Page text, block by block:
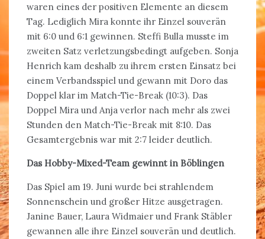
waren eines der positiven Elemente an diesem
Tag. Lediglich Mira konnte ihr Einzel souverän
mit 6:0 und 6:1 gewinnen. Steffi Bulla musste im
zweiten Satz verletzungsbedingt aufgeben. Sonja
Henrich kam deshalb zu ihrem ersten Einsatz bei
einem Verbandsspiel und gewann mit Doro das
Doppel klar im Match-Tie-Break (10:3). Das
Doppel Mira und Anja verlor nach mehr als zwei
Stunden den Match-Tie-Break mit 8:10. Das
Gesamtergebnis war mit 2:7 leider deutlich.
Das Hobby-Mixed-Team gewinnt in Böblingen
Das Spiel am 19. Juni wurde bei strahlendem
Sonnenschein und großer Hitze ausgetragen.
Janine Bauer, Laura Widmaier und Frank Stäbler
gewannen alle ihre Einzel souverän und deutlich.